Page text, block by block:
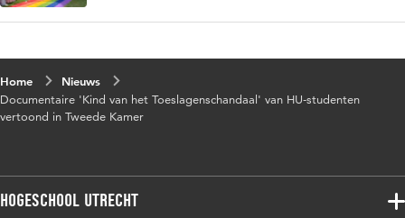
Home
Nieuws
Documentaire 'Kind van het Toeslagenschandaal' van HU-studenten
vertoond in Tweede Kamer
Hogeschool Utrecht